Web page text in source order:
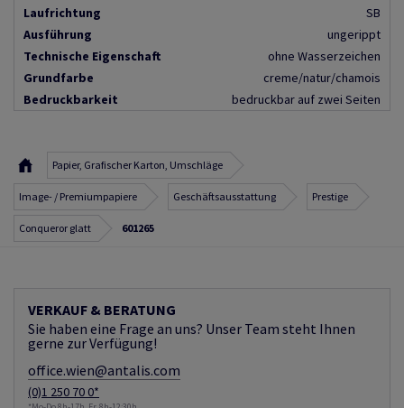
Laufrichtung
SB
Ausführung
ungerippt
Technische Eigenschaft
ohne Wasserzeichen
Grundfarbe
creme/natur/chamois
Bedruckbarkeit
bedruckbar auf zwei Seiten
Papier, Grafischer Karton, Umschläge
Image- / Premiumpapiere Geschäftsausstattung Prestige
Conqueror glatt 601265
VERKAUF & BERATUNG
Sie haben eine Frage an uns? Unser Team steht Ihnen
gerne zur Verfügung!
office.wien@antalis.com
(0)1 250 70 0*